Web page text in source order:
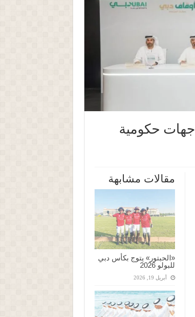
«طرق دبي» توقع اتفاقية تعاون مع 5 جهات حكومية
مقالات مشابهة
«الحبتور» يتوج بكأس دبي
للبولو 2026
أبريل 19, 2026